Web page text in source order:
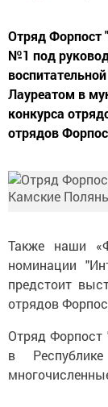
Отряд Форпост
№1 под
Лауреатом в
конкурса
отрядов
Также наши
номинации
предстоит
отрядов
Отряд Форпост
в